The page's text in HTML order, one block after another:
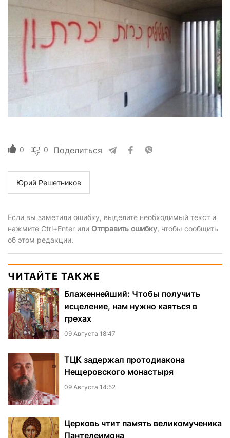
0 0 Поделиться
Юрий Решетников
Если вы заметили ошибку, выделите необходимый текст и
нажмите Ctrl+Enter или Отправить ошибку, чтобы сообщить
об этом редакции.
ЧИТАЙТЕ ТАКЖЕ
Блаженнейший: Чтобы получить
исцеление, нам нужно каяться в
грехах
09 Августа 18:47
ТЦК задержал протодиакона
Нещеровского монастыря
09 Августа 14:52
Церковь чтит память великомученика
Пантелеимона